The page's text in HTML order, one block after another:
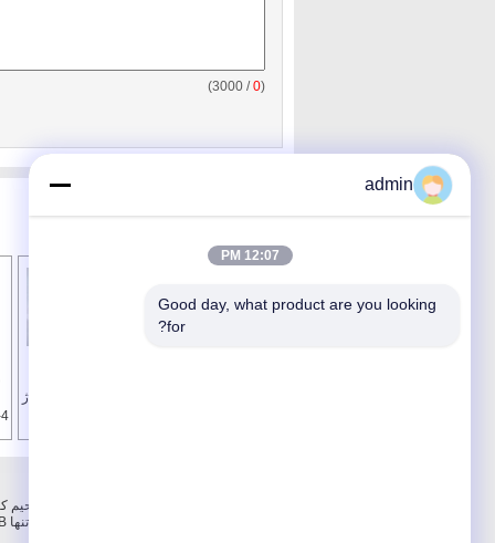
(
0
/ 3000)
روشنایی / چراغ مونتاژ
admin
12:07 PM
Good day, what product are you looking
for?